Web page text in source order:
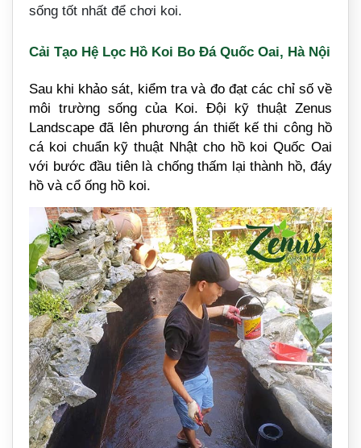
sống tốt nhất để chơi koi.
Cải Tạo Hệ Lọc Hồ Koi Bo Đá Quốc Oai, Hà Nội
Sau khi khảo sát, kiểm tra và đo đạt các chỉ số về
môi trường sống của Koi. Đội kỹ thuật Zenus
Landscape đã lên phương án thiết kế thi công hồ
cá koi chuẩn kỹ thuật Nhật cho hồ koi Quốc Oai
với bước đầu tiên là chống thấm lại thành hồ, đáy
hồ và cổ ống hồ koi.